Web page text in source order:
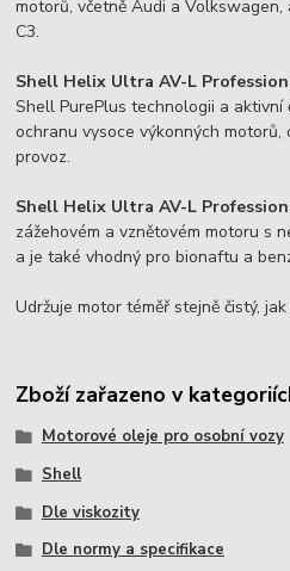
motorů, včetně Audi a Volkswagen,
C3.
Shell Helix Ultra AV-L
Shell PurePlus technologii a
ochranu vysoce výkonných
provoz.
Shell Helix Ultra AV-L
zážehovém a vznětovém motoru s
a je také vhodný pro bionaftu a
Udržuje motor téměř stejně čistý,
Zboží zařazeno v
Motorové oleje pro osobní vozy
Shell
Dle viskozity
Dle normy a specifikace